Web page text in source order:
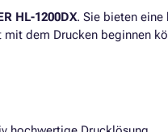
HL-1200DX. Sie bieten
dem Drucken beginnen